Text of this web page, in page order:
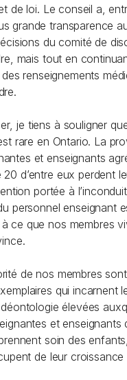
de loi. Le conseil a,
grande transparence
du comité de
mais tout en
renseignements
je tiens à souligner
rare en Ontario. La
et enseignants
d’entre eux perdent
portée à
personnel enseignant
ce que nos membres
de nos membres
qui incarnent
élevées
et enseignants
soin des
de leur